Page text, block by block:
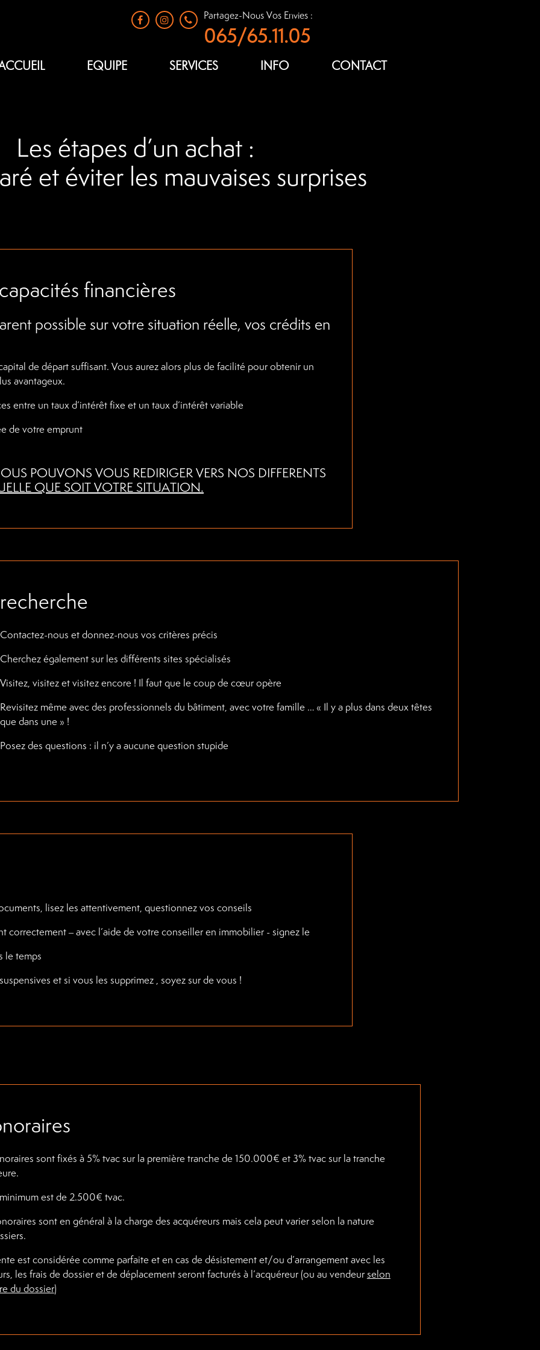
Partagez-Nous Vos Envies :
065/65.11.05
EQUIPE SERVICES INFO CONTACT
Les étapes d’un achat :
et éviter les mauvaises surprises
financières
possible sur votre situation réelle, vos crédits en
de départ suffisant. Vous aurez alors plus de facilité pour obtenir un
avantageux.
entre un taux d’intérêt fixe et un taux d’intérêt variable
de votre emprunt
POUVONS VOUS REDIRIGER VERS NOS DIFFERENTS
QUE SOIT VOTRE SITUATION.
Contactez-nous et donnez-nous vos critères précis
Cherchez également sur les différents sites spécialisés
Visitez, visitez et visitez encore ! Il faut que le coup de cœur opère
Revisitez même avec des professionnels du bâtiment, avec votre famille … « Il y a plus dans deux têtes
que dans une » !
Posez des questions : il n’y a aucune question stupide
lisez les attentivement, questionnez vos conseils
correctement – avec l’aide de votre conseiller en immobilier - signez le
le temps
et si vous les supprimez , soyez sur de vous !
sont fixés à 5% tvac sur la première tranche de 150.000€ et 3% tvac sur la tranche
est de 2.500€ tvac.
sont en général à la charge des acquéreurs mais cela peut varier selon la nature
est considérée comme parfaite et en cas de désistement et/ou d’arrangement avec les
les frais de dossier et de déplacement seront facturés à l’acquéreur (ou au vendeurselon
du dossier)